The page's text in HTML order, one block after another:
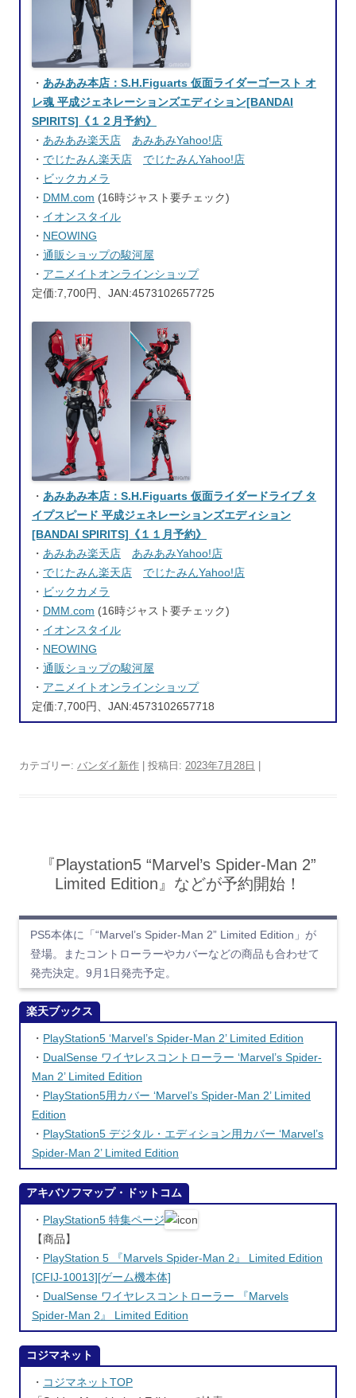
・ あみあみ本店：S.H.Figuarts 仮面ライダーゴースト オ
レ魂 平成ジェネレーションズエディション[BANDAI
SPIRITS]《１２月予約》
・ あみあみ楽天店
あみあみYahoo!店
・ でじたみん楽天店
でじたみんYahoo!店
・ ビックカメラ
・ DMM.com (16時ジャスト要チェック)
・ イオンスタイル
・ NEOWING
・ 通販ショップの駿河屋
・ アニメイトオンラインショップ
定価:7,700円、JAN:4573102657725
・ あみあみ本店：S.H.Figuarts 仮面ライダードライブ タ
イプスピード 平成ジェネレーションズエディション
[BANDAI SPIRITS]《１１月予約》
・ あみあみ楽天店
あみあみYahoo!店
・ でじたみん楽天店
でじたみんYahoo!店
・ ビックカメラ
・ DMM.com (16時ジャスト要チェック)
・ イオンスタイル
・ NEOWING
・ 通販ショップの駿河屋
・ アニメイトオンラインショップ
定価:7,700円、JAN:4573102657718
カテゴリー: バンダイ新作 | 投稿日: 2023年7月28日
『Playstation5 “Marvel’s Spider-Man 2”
Limited Edition』などが予約開始！
PS5本体に「“Marvel’s Spider-Man 2” Limited Edition」が
登場。またコントローラーやカバーなどの商品も合わせて
発売決定。9月1日発売予定。
楽天ブックス
・ PlayStation5 ‘Marvel’s Spider-Man 2’ Limited Edition
・ DualSense ワイヤレスコントローラー ‘Marvel’s Spider-
Man 2’ Limited Edition
・ PlayStation5用カバー ‘Marvel’s Spider-Man 2’ Limited
Edition
・ PlayStation5 デジタル・エディション用カバー ‘Marvel’s
Spider-Man 2’ Limited Edition
アキバソフマップ・ドットコム
・ PlayStation5 特集ページ
【商品】
・ PlayStation 5 『Marvels Spider-Man 2』 Limited Edition
[CFIJ-10013][ゲーム機本体]
・ DualSense ワイヤレスコントローラー 『Marvels
Spider-Man 2』 Limited Edition
コジマネット
・ コジマネットTOP